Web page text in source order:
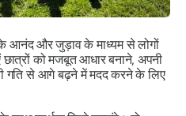
के आनंद और जुड़ाव के माध्यम से लोगों
को मजबूत आधार बनाने, अपनी
गति से आगे बढ़ने में मदद करने के लिए